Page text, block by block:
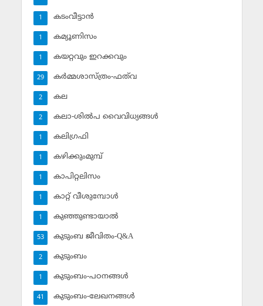
കടംവീട്ടാന്‍
1
കമ്യൂണിസം
1
കയറ്റവും ഇറക്കവും
1
കര്‍മ്മശാസ്ത്രം-ഫത്‌വ
29
കല
2
കലാ-ശില്‍പ വൈവിധ്യങ്ങള്‍
2
കലിഗ്രഫി
1
കഴിക്കുംമുമ്പ്
1
കാപിറ്റലിസം
1
കാറ്റ് വീശുമ്പോള്‍
1
കുഞ്ഞുണ്ടായാല്‍
1
കുടുംബ ജീവിതം-Q&A
53
കുടുംബം
2
കുടുംബം-പഠനങ്ങള്‍
1
കുടുംബം-ലേഖനങ്ങള്‍
41